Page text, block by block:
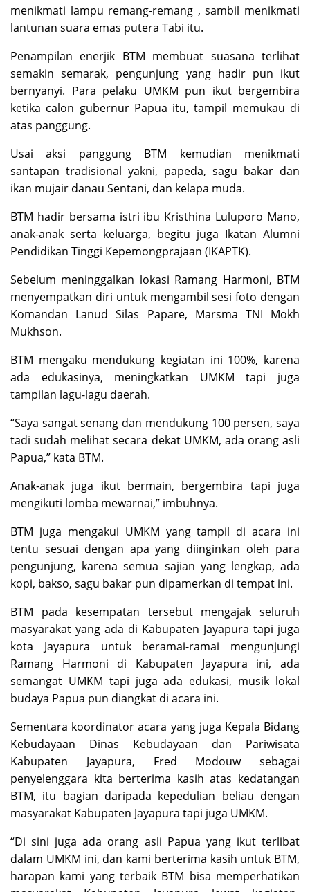
menikmati lampu remang-remang , sambil menikmati
lantunan suara emas putera Tabi itu.
Penampilan enerjik BTM membuat suasana terlihat
semakin semarak, pengunjung yang hadir pun ikut
bernyanyi. Para pelaku UMKM pun ikut bergembira
ketika calon gubernur Papua itu, tampil memukau di
atas panggung.
Usai aksi panggung BTM kemudian menikmati
santapan tradisional yakni, papeda, sagu bakar dan
ikan mujair danau Sentani, dan kelapa muda.
BTM hadir bersama istri ibu Kristhina Luluporo Mano,
anak-anak serta keluarga, begitu juga Ikatan Alumni
Pendidikan Tinggi Kepemongprajaan (IKAPTK).
Sebelum meninggalkan lokasi Ramang Harmoni, BTM
menyempatkan diri untuk mengambil sesi foto dengan
Komandan Lanud Silas Papare, Marsma TNI Mokh
Mukhson.
BTM mengaku mendukung kegiatan ini 100%, karena
ada edukasinya, meningkatkan UMKM tapi juga
tampilan lagu-lagu daerah.
“Saya sangat senang dan mendukung 100 persen, saya
tadi sudah melihat secara dekat UMKM, ada orang asli
Papua,” kata BTM.
Anak-anak juga ikut bermain, bergembira tapi juga
mengikuti lomba mewarnai,” imbuhnya.
BTM juga mengakui UMKM yang tampil di acara ini
tentu sesuai dengan apa yang diinginkan oleh para
pengunjung, karena semua sajian yang lengkap, ada
kopi, bakso, sagu bakar pun dipamerkan di tempat ini.
BTM pada kesempatan tersebut mengajak seluruh
masyarakat yang ada di Kabupaten Jayapura tapi juga
kota Jayapura untuk beramai-ramai mengunjungi
Ramang Harmoni di Kabupaten Jayapura ini, ada
semangat UMKM tapi juga ada edukasi, musik lokal
budaya Papua pun diangkat di acara ini.
Sementara koordinator acara yang juga Kepala Bidang
Kebudayaan Dinas Kebudayaan dan Pariwisata
Kabupaten Jayapura, Fred Modouw sebagai
penyelenggara kita berterima kasih atas kedatangan
BTM, itu bagian daripada kepedulian beliau dengan
masyarakat Kabupaten Jayapura tapi juga UMKM.
“Di sini juga ada orang asli Papua yang ikut terlibat
dalam UMKM ini, dan kami berterima kasih untuk BTM,
harapan kami yang terbaik BTM bisa memperhatikan